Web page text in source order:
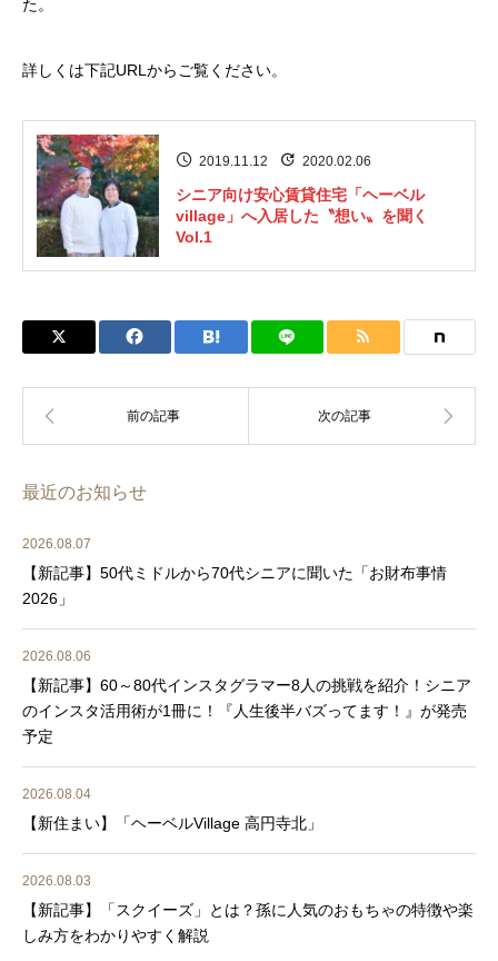
た。
詳しくは下記URLからご覧ください。
2019.11.12 2020.02.06
シニア向け安心賃貸住宅「ヘーベル
village」へ入居した〝想い〟を聞く
Vol.1
最近のお知らせ
2026.08.07
【新記事】50代ミドルから70代シニアに聞いた「お財布事情
2026」
2026.08.06
【新記事】60～80代インスタグラマー8人の挑戦を紹介！シニア
のインスタ活用術が1冊に！『人生後半バズってます！』が発売
予定
2026.08.04
【新住まい】「ヘーベルVillage 高円寺北」
2026.08.03
【新記事】「スクイーズ」とは？孫に人気のおもちゃの特徴や楽
しみ方をわかりやすく解説